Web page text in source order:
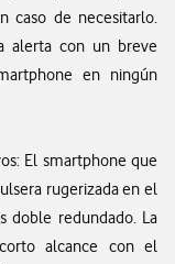
caso de necesitarlo.
alerta con un breve
en ningún
El smartphone que
rugerizada en el
doble redundado. La
alcance con el